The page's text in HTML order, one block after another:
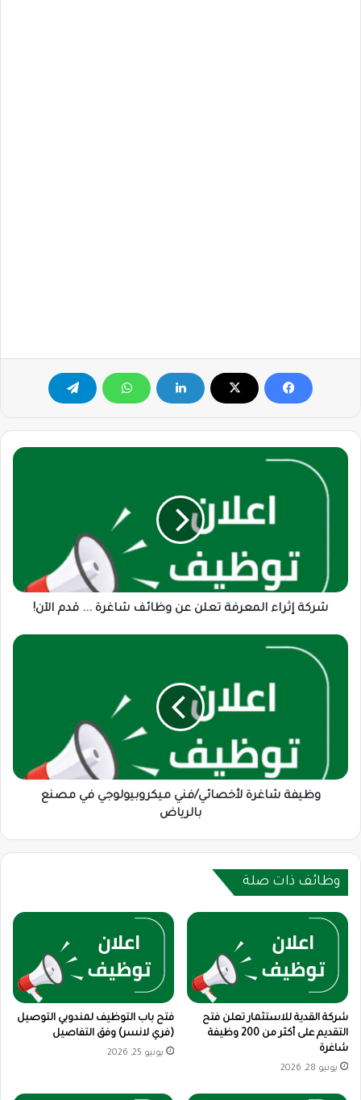
شركة
المعرفة
قدم
شركة إثراء المعرفة تعلن عن وظائف شاغرة ... قدم الآن!
وظيفة
لأخصائي/
وظيفة شاغرة لأخصائي/فني ميكروبيولوجي في مصنع
بالرياض
وظائف ذات صلة
شركة القدية للاستثمار تعلن فتح
التقديم على أكثر من 200 وظيفة
شاغرة
يونيو 28, 2026
فتح باب التوظيف لمندوبي التوصيل
(فري لانسر) وفق التفاصيل
يونيو 25, 2026